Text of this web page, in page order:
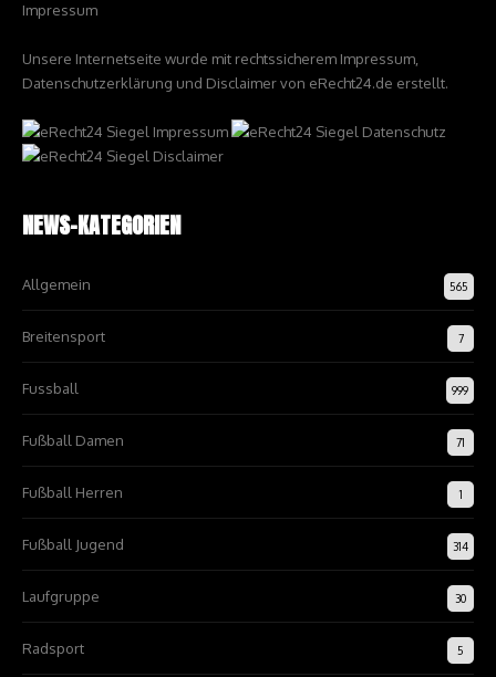
Impressum
Unsere Internetseite wurde mit rechtssicherem Impressum,
Datenschutzerklärung und Disclaimer von eRecht24.de erstellt.
NEWS-KATEGORIEN
Allgemein 565
Breitensport 7
Fussball 999
Fußball Damen 71
Fußball Herren 1
Fußball Jugend 314
Laufgruppe 30
Radsport 5